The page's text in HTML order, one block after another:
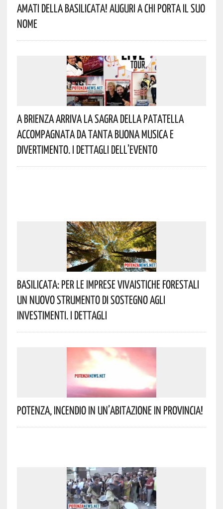
Amati Della Basilicata! Auguri A Chi Porta Il Suo
Nome
A Brienza Arriva La Sagra Della Patatella
Accompagnata Da Tanta Buona Musica E
Divertimento. I Dettagli Dell’evento
Basilicata: Per Le Imprese Vivaistiche Forestali
Un Nuovo Strumento Di Sostegno Agli
Investimenti. I Dettagli
Potenza, Incendio In Un’abitazione In Provincia!